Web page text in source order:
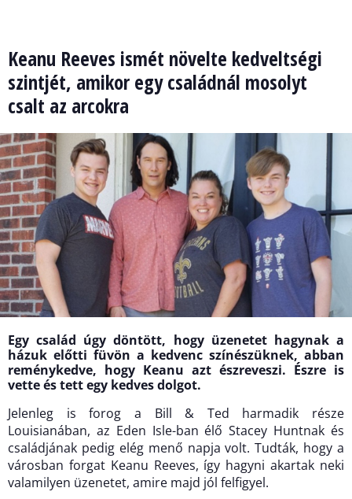
Keanu Reeves ismét növelte kedveltségi
szintjét, amikor egy családnál mosolyt
csalt az arcokra
Egy család úgy döntött, hogy üzenetet hagynak a
házuk előtti füvön a kedvenc színészüknek, abban
reménykedve, hogy Keanu azt észreveszi. Észre is
vette és tett egy kedves dolgot.
Jelenleg is forog a Bill & Ted harmadik része
Louisianában, az Eden Isle-ban élő Stacey Huntnak és
családjának pedig elég menő napja volt. Tudták, hogy a
városban forgat Keanu Reeves, így hagyni akartak neki
valamilyen üzenetet, amire majd jól felfigyel.